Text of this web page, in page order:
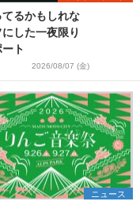
るかもしれな
した一夜限り
ト
2026/08/07 (金)
ニュース